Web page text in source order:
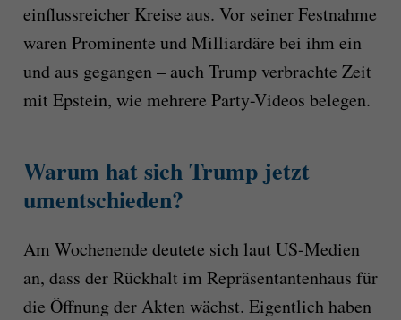
einflussreicher Kreise aus. Vor seiner Festnahme
waren Prominente und Milliardäre bei ihm ein
und aus gegangen – auch Trump verbrachte Zeit
mit Epstein, wie mehrere Party-Videos belegen.
Warum hat sich Trump jetzt
umentschieden?
Am Wochenende deutete sich laut US-Medien
an, dass der Rückhalt im Repräsentantenhaus für
die Öffnung der Akten wächst. Eigentlich haben